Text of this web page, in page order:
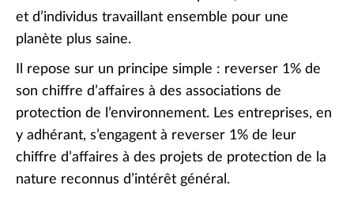
et d’individus travaillant ensemble pour une
planète plus saine.
Il repose sur un principe simple : reverser 1% de
son chiffre d’affaires à des associations de
protection de l’environnement. Les entreprises, en
y adhérant, s’engagent à reverser 1% de leur
chiffre d’affaires à des projets de protection de la
nature reconnus d’intérêt général.